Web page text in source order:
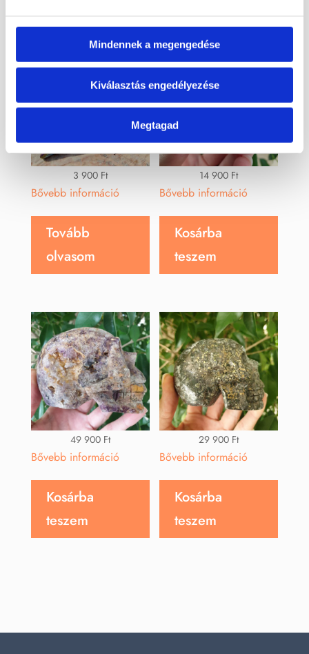
Mindennek a megengedése
Kiválasztás engedélyezése
Megtagad
ELFOGYOTT
3 900 Ft
Bővebb információ
Tovább
olvasom
14 900 Ft
Bővebb információ
Kosárba
teszem
49 900 Ft
Bővebb információ
Kosárba
teszem
29 900 Ft
Bővebb információ
Kosárba
teszem